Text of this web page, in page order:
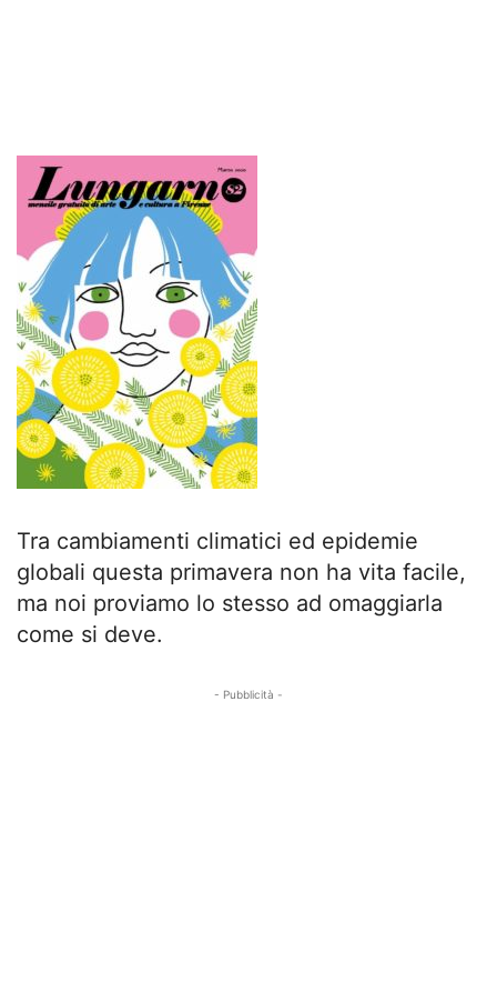
Tra cambiamenti climatici ed epidemie
globali questa primavera non ha vita facile,
ma noi proviamo lo stesso ad omaggiarla
come si deve.
- Pubblicità -